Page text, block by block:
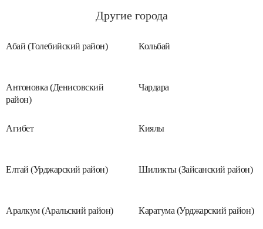
Другие города
Абай (Толебийский район) Кольбай
Антоновка (Денисовский
район)
Чардара
Агибет Киялы
Елтай (Урджарский район) Шиликты (Зайсанский район)
Аралкум (Аральский район) Каратума (Урджарский район)